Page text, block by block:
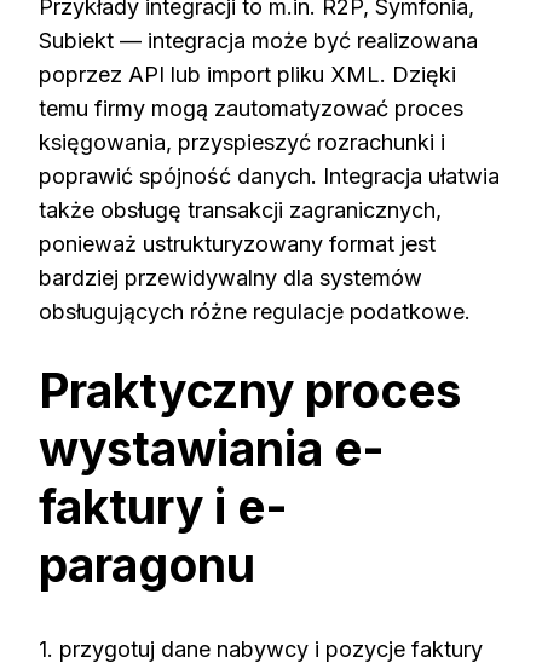
Przykłady integracji to m.in. R2P, Symfonia,
Subiekt — integracja może być realizowana
poprzez API lub import pliku XML. Dzięki
temu firmy mogą zautomatyzować proces
księgowania, przyspieszyć rozrachunki i
poprawić spójność danych. Integracja ułatwia
także obsługę transakcji zagranicznych,
ponieważ ustrukturyzowany format jest
bardziej przewidywalny dla systemów
obsługujących różne regulacje podatkowe.
Praktyczny proces
wystawiania e-
faktury i e-
paragonu
1. przygotuj dane nabywcy i pozycje faktury